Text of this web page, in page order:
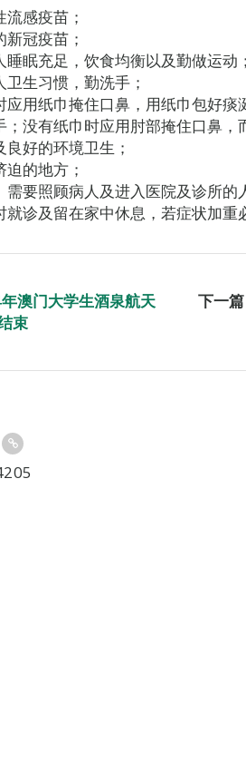
感疫苗；
冠疫苗；
眠充足，饮食均衡以及勤做运动；
生习惯，勤洗手；
应用纸巾掩住口鼻，用纸巾包好痰
；没有纸巾时应用肘部掩住口鼻，
好的环境卫生；
的地方；
需要照顾病人及进入医院及诊所的
诊及留在家中休息，若症状加重
澳门大学生酒泉航天
束
下一篇